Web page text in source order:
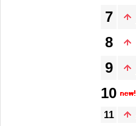
7
8
9
10
11